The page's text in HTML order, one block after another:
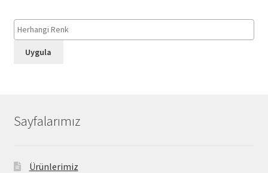
Uygula
Sayfalarımız
Ürünlerimiz